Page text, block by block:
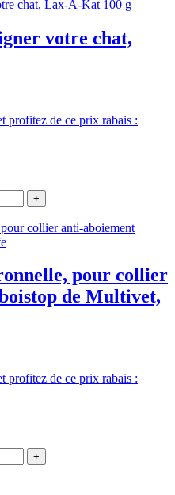
votre chat,
profitez de ce prix rabais :
+
pour collier
de Multivet,
profitez de ce prix rabais :
+